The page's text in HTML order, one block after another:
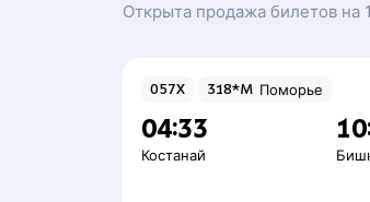
Открыта продажа билетов на
057Х 318*М Поморье
04:33
Костанай